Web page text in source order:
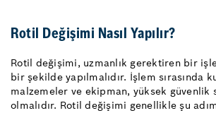
Rotil Değişimi Nasıl Yapılır?
Rotil değişimi, uzmanlık gerektiren bir
bir şekilde yapılmalıdır. İşlem sırasında
malzemeler ve ekipman, yüksek güvenlik
olmalıdır. Rotil değişimi genellikle şu